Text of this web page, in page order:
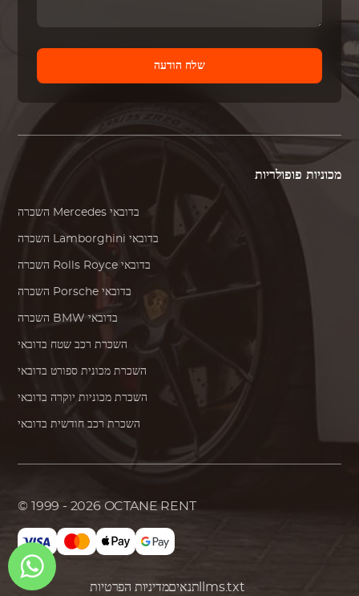
שלח הודעה
מכוניות פופולריות
Mercedes בדובאי
Lamborghini בדובאי
Rolls Royce בדובאי
Porsche בדובאי
BMW בדובאי
השכרת רכב שטח בדובאי
השכרת מכונית ספורט בדובאי
השכרת מכוניות יוקרה בדובאי
השכרת רכב חודשית בדובאי
© 1999 - 2026 OCTANE RENT
מדיניות הפרטיותתנאים llms.txt